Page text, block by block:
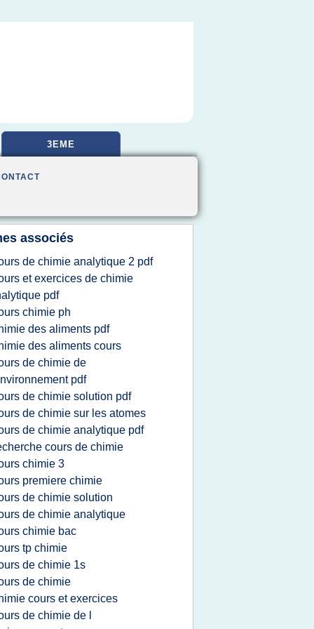
3EME
associés
de chimie analytique 2 pdf
et exercices de chimie
pdf
chimie ph
des aliments pdf
des aliments cours
de chimie de
pdf
de chimie solution pdf
de chimie sur les atomes
de chimie analytique pdf
cours de chimie
chimie 3
premiere chimie
de chimie solution
de chimie analytique
chimie bac
tp chimie
de chimie 1s
de chimie
cours et exercices
de chimie de l